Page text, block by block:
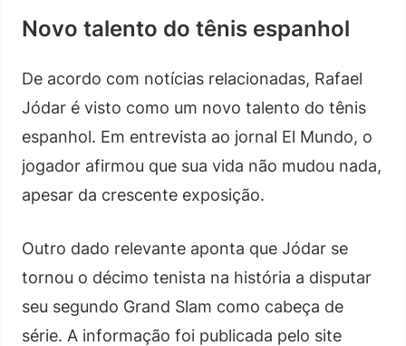
Novo talento do tênis espanhol
De acordo com notícias relacionadas, Rafael
Jódar é visto como um novo talento do tênis
espanhol. Em entrevista ao jornal El Mundo, o
jogador afirmou que sua vida não mudou nada,
apesar da crescente exposição.
Outro dado relevante aponta que Jódar se
tornou o décimo tenista na história a disputar
seu segundo Grand Slam como cabeça de
série. A informação foi publicada pelo site